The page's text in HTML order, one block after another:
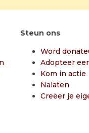
Steun ons
Word
Adopteer
Kom in actie
Nalaten
Creëer je